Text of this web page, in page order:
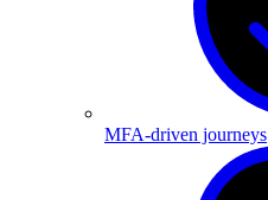
MFA-driven journeys